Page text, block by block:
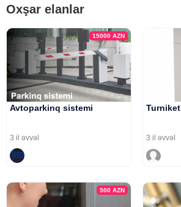
Oxşar elanlar
15000AZN
Avtoparkinq sistemi
3 il əvvəl
Turniket
3 il əvvəl
500AZN